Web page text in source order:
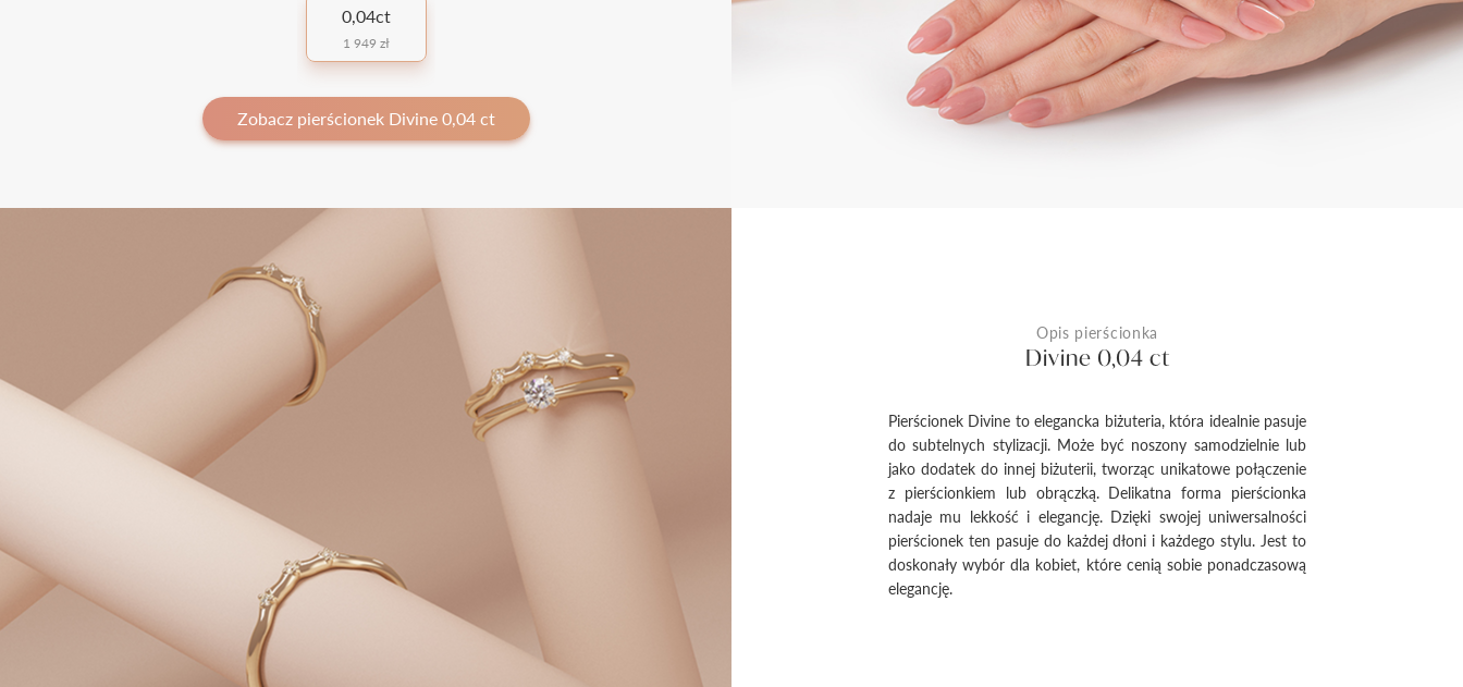
0,04ct
1 949 zł
Zobacz pierścionek Divine 0,04 ct
Opis pierścionka
Divine 0,04 ct
Pierścionek Divine to elegancka biżuteria, która idealnie pasuje
do subtelnych stylizacji. Może być noszony samodzielnie lub
jako dodatek do innej biżuterii, tworząc unikatowe połączenie
z pierścionkiem lub obrączką. Delikatna forma pierścionka
nadaje mu lekkość i elegancję. Dzięki swojej uniwersalności
pierścionek ten pasuje do każdej dłoni i każdego stylu. Jest to
doskonały wybór dla kobiet, które cenią sobie ponadczasową
elegancję.